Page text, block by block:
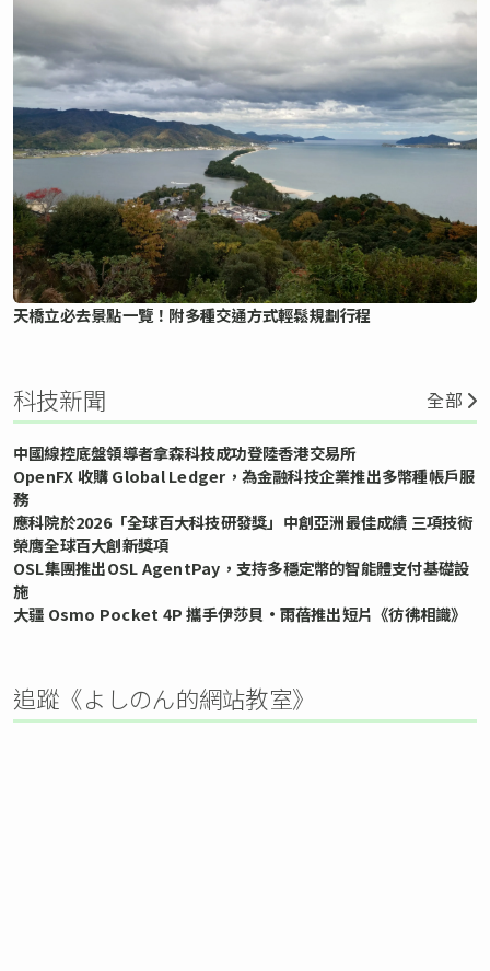
天橋立必去景點一覽！附多種交通方式輕鬆規劃行程
科技新聞 全部
中國線控底盤領導者拿森科技成功登陸香港交易所
OpenFX 收購 Global Ledger，為金融科技企業推出多幣種帳戶服
務
應科院於2026「全球百大科技研發獎」中創亞洲最佳成績 三項技術
榮膺全球百大創新獎項
OSL集團推出OSL AgentPay，支持多穩定幣的智能體支付基礎設
施
大疆 Osmo Pocket 4P 攜手伊莎貝•雨蓓推出短片《彷彿相識》
追蹤《よしのん的網站教室》